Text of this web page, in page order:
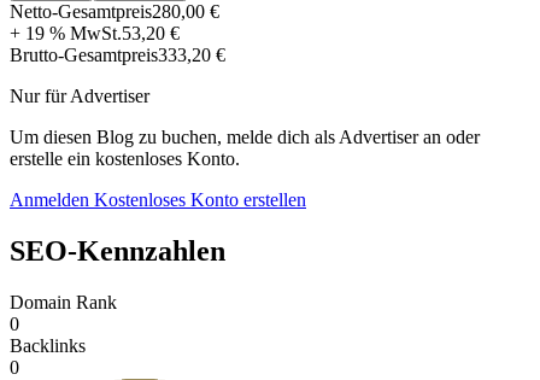
Netto-Gesamtpreis280,00 €
+ 19 % MwSt.53,20 €
Brutto-Gesamtpreis333,20 €
Nur für Advertiser
Um diesen Blog zu buchen, melde dich als Advertiser an oder
erstelle ein kostenloses Konto.
Anmelden Kostenloses Konto erstellen
SEO-Kennzahlen
Domain Rank
0
Backlinks
0